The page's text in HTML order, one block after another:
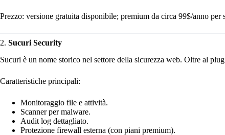
Prezzo: versione gratuita disponibile; premium da circa 99$/anno per
2. Sucuri Security
Sucuri è un nome storico nel settore della sicurezza web. Oltre al
Caratteristiche principali:
Monitoraggio file e attività.
Scanner per malware.
Audit log dettagliato.
Protezione firewall esterna (con piani premium).